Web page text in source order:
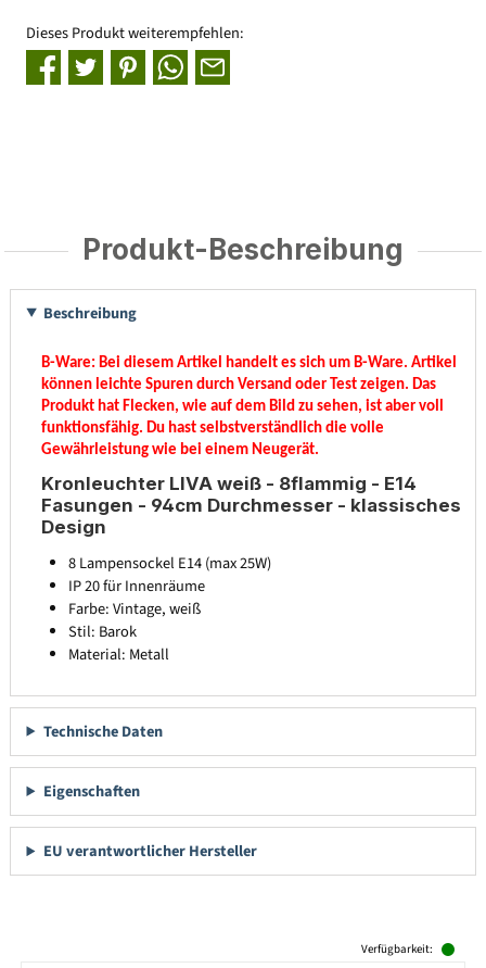
Dieses Produkt weiterempfehlen:
Produkt-Beschreibung
Beschreibung
B-Ware: Bei diesem Artikel handelt es sich um B-Ware. Artikel
können leichte Spuren durch Versand oder Test zeigen. Das
Produkt hat Flecken, wie auf dem Bild zu sehen, ist aber voll
funktionsfähig. Du hast selbstverständlich die volle
Gewährleistung wie bei einem Neugerät.
Kronleuchter LIVA weiß - 8flammig - E14
Fasungen - 94cm Durchmesser - klassisches
Design
8 Lampensockel E14 (max 25W)
IP 20 für Innenräume
Farbe: Vintage, weiß
Stil: Barok
Material: Metall
Technische Daten
Eigenschaften
EU verantwortlicher Hersteller
Verfügbarkeit: